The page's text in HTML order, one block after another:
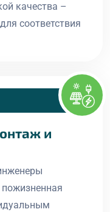
качества –
соответствия
и